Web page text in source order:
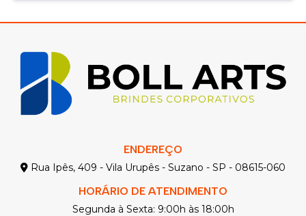
ENDEREÇO
Rua Ipês, 409 - Vila Urupês - Suzano - SP - 08615-060
HORÁRIO DE ATENDIMENTO
Segunda à Sexta: 9:00h às 18:00h